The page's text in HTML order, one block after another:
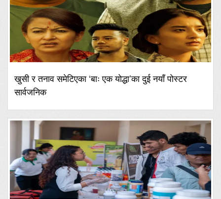
खुसी र तनाव समेटिएका ‘बाः एक योद्धा’का दुई नयाँ पोस्टर
सार्वजनिक